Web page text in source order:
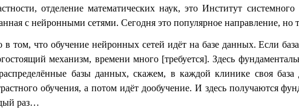
отделение математических наук, это Институт
с нейронными сетями. Сегодня это популярное направление,
в том, что обучение нейронных сетей идёт на базе данных. Если
механизм, времени много [требуется]. Здесь
базы данных, скажем, в каждой клинике своя база
обучения, а потом идёт дообучение. И здесь получаются
раз…